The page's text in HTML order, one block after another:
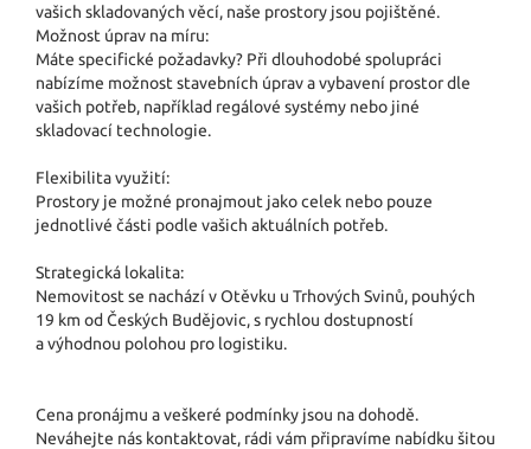
vašich skladovaných věcí, naše prostory jsou pojištěné.
Možnost úprav na míru:
Máte specifické požadavky? Při dlouhodobé spolupráci
nabízíme možnost stavebních úprav a vybavení prostor dle
vašich potřeb, například regálové systémy nebo jiné
skladovací technologie.
Flexibilita využití:
Prostory je možné pronajmout jako celek nebo pouze
jednotlivé části podle vašich aktuálních potřeb.
Strategická lokalita:
Nemovitost se nachází v Otěvku u Trhových Svinů, pouhých
19 km od Českých Budějovic, s rychlou dostupností
a výhodnou polohou pro logistiku.
Cena pronájmu a veškeré podmínky jsou na dohodě.
Neváhejte nás kontaktovat, rádi vám připravíme nabídku šitou